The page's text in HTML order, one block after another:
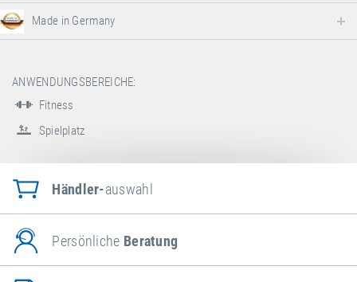
Made in Germany
ANWENDUNGSBEREICHE:
Fitness
Spielplatz
Händler-auswahl
Persönliche Beratung